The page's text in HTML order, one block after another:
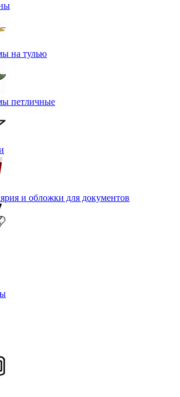
на тулью
петличные
и обложки для документов